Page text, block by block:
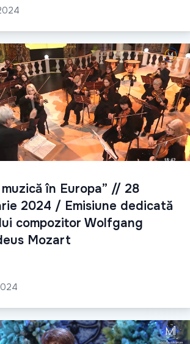
muzică în Europa” // 28
2024 / Emisiune dedicată
compozitor Wolfgang
Mozart